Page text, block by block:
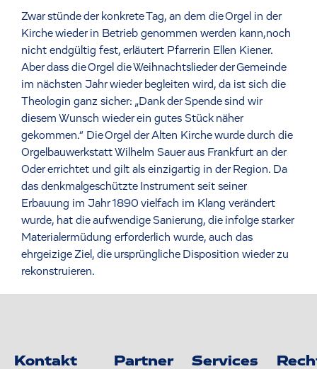
Zwar stünde der konkrete Tag, an dem die Orgel in der
Kirche wieder in Betrieb genommen werden kann,noch
nicht endgültig fest, erläutert Pfarrerin Ellen Kiener.
Aber dass die Orgel die Weihnachtslieder der Gemeinde
im nächsten Jahr wieder begleiten wird, da ist sich die
Theologin ganz sicher: „Dank der Spende sind wir
diesem Wunsch wieder ein gutes Stück näher
gekommen.“ Die Orgel der Alten Kirche wurde durch die
Orgelbauwerkstatt Wilhelm Sauer aus Frankfurt an der
Oder errichtet und gilt als einzigartig in der Region. Da
das denkmalgeschützte Instrument seit seiner
Erbauung im Jahr 1890 vielfach im Klang verändert
wurde, hat die aufwendige Sanierung, die infolge starker
Materialermüdung erforderlich wurde, auch das
ehrgeizige Ziel, die ursprüngliche Disposition wieder zu
rekonstruieren.
Kontakt Partner Services